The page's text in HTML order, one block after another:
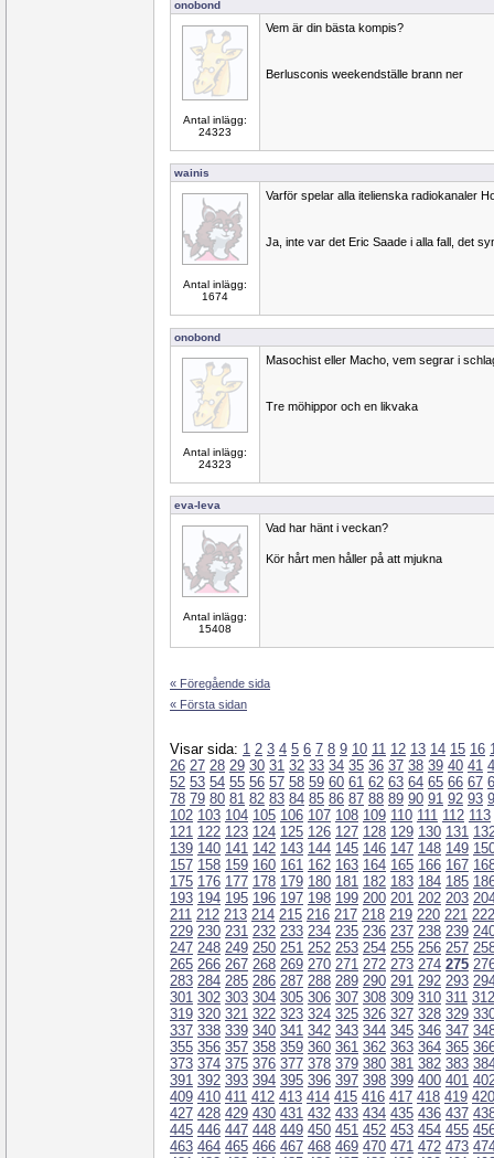
onobond
Antal inlägg:
24323
Vem är din bästa kompis?
Berlusconis weekendställe brann ner
wainis
Antal inlägg:
1674
Varför spelar alla itelienska radiokanaler
Ja, inte var det Eric Saade i alla fall, det
onobond
Antal inlägg:
24323
Masochist eller Macho, vem segrar i
Tre möhippor och en likvaka
eva-leva
Antal inlägg:
15408
Vad har hänt i veckan?
Kör hårt men håller på att mjukna
« Föregående sida
« Första sidan
Visar sida: 1 2 3 4 5 6 7 8 9 10 11 12 13 14 15 16
26 27 28 29 30 31 32 33 34 35 36 37 38 39 40 41
52 53 54 55 56 57 58 59 60 61 62 63 64 65 66 67
78 79 80 81 82 83 84 85 86 87 88 89 90 91 92 93
102 103 104 105 106 107 108 109 110 111 112 113
121 122 123 124 125 126 127 128 129 130 131
139 140 141 142 143 144 145 146 147 148 149
157 158 159 160 161 162 163 164 165 166 167
175 176 177 178 179 180 181 182 183 184 185
193 194 195 196 197 198 199 200 201 202 203
211 212 213 214 215 216 217 218 219 220 221 222
229 230 231 232 233 234 235 236 237 238 239
247 248 249 250 251 252 253 254 255 256 257
265 266 267 268 269 270 271 272 273 274 275
283 284 285 286 287 288 289 290 291 292 293
301 302 303 304 305 306 307 308 309 310 311 312
319 320 321 322 323 324 325 326 327 328 329
337 338 339 340 341 342 343 344 345 346 347
355 356 357 358 359 360 361 362 363 364 365
373 374 375 376 377 378 379 380 381 382 383
391 392 393 394 395 396 397 398 399 400 401
409 410 411 412 413 414 415 416 417 418 419 420
427 428 429 430 431 432 433 434 435 436 437
445 446 447 448 449 450 451 452 453 454 455
463 464 465 466 467 468 469 470 471 472 473